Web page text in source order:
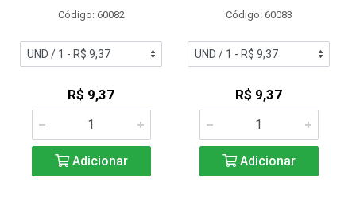
Código: 60082
R$ 9,37
Adicionar
Código: 60083
R$ 9,37
Adicionar